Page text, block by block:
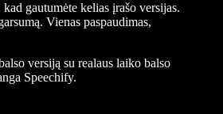
gautumėte kelias įrašo versijas.
Vienas paspaudimas,
versiją su realaus laiko balso
Speechify.